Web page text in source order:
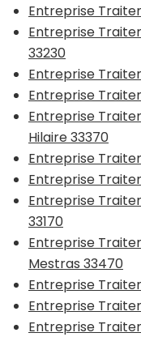
Entreprise
Entreprise
33230
Entreprise
Entreprise
Entreprise
Hilaire 33370
Entreprise
Entreprise
Entreprise
33170
Entreprise
Mestras 33470
Entreprise
Entreprise
Entreprise